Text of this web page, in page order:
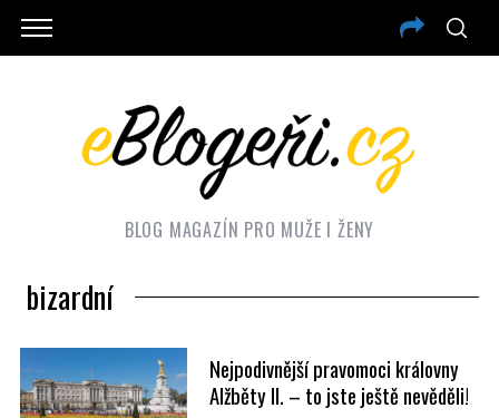
BLOG MAGAZÍN PRO MUŽE I ŽENY
bizardní
Nejpodivnější pravomoci královny
Alžběty II. – to jste ještě nevěděli!